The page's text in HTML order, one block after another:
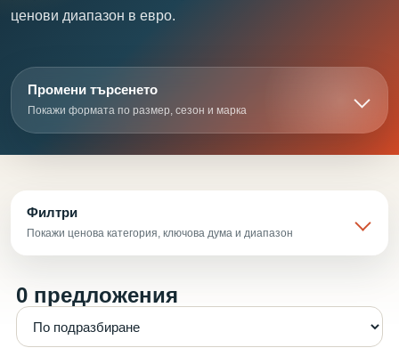
ценови диапазон в евро.
Промени търсенето
Покажи формата по размер, сезон и марка
Филтри
Покажи ценова категория, ключова дума и диапазон
0 предложения